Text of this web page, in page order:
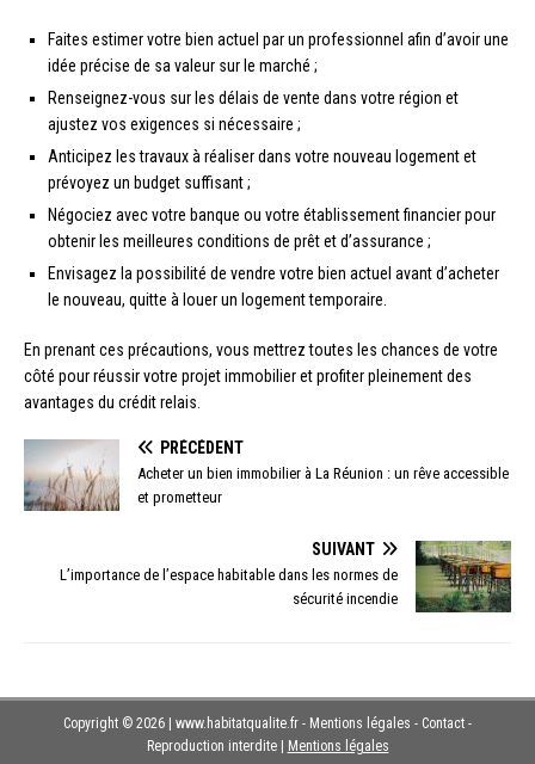
Faites estimer votre bien actuel par un professionnel afin d’avoir une
idée précise de sa valeur sur le marché ;
Renseignez-vous sur les délais de vente dans votre région et
ajustez vos exigences si nécessaire ;
Anticipez les travaux à réaliser dans votre nouveau logement et
prévoyez un budget suffisant ;
Négociez avec votre banque ou votre établissement financier pour
obtenir les meilleures conditions de prêt et d’assurance ;
Envisagez la possibilité de vendre votre bien actuel avant d’acheter
le nouveau, quitte à louer un logement temporaire.
En prenant ces précautions, vous mettrez toutes les chances de votre
côté pour réussir votre projet immobilier et profiter pleinement des
avantages du crédit relais.
PRÉCÉDENT
Acheter un bien immobilier à La Réunion : un rêve accessible
et prometteur
SUIVANT
L’importance de l’espace habitable dans les normes de
sécurité incendie
Copyright © 2026 | www.habitatqualite.fr - Mentions légales - Contact -
Reproduction interdite | Mentions légales